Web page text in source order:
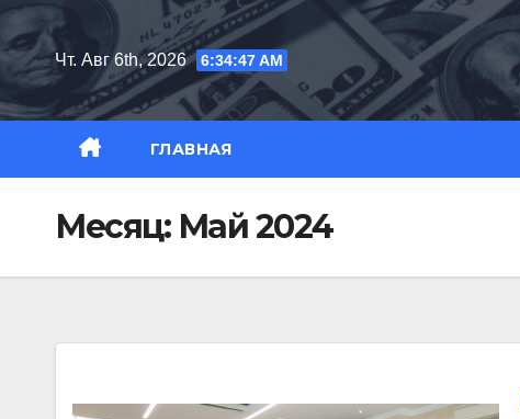
Перейти
к
содержимому
Чт. Авг 6th, 2026 6:34:48 AM
ГЛАВНАЯ
Месяц: Май 2024